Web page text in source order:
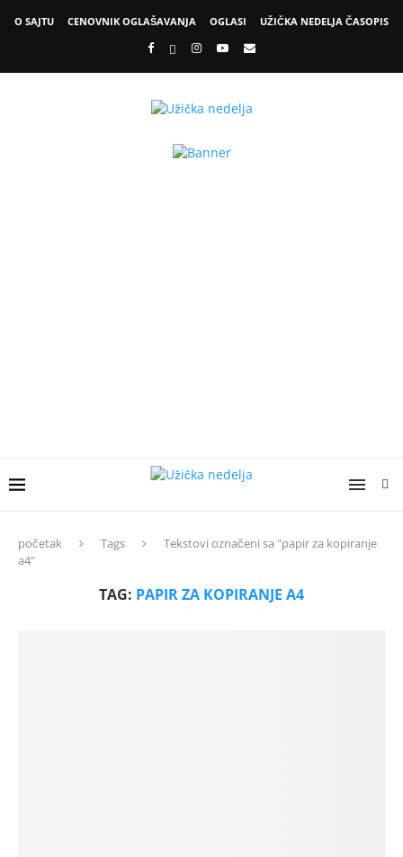
O SAJTU CENOVNIK OGLAŠAVANJA OGLASI UŽIČKA NEDELJA ČASOPIS
početak Tags
Tekstovi označeni sa "papir za kopiranje
a4"
TAG: PAPIR ZA KOPIRANJE A4